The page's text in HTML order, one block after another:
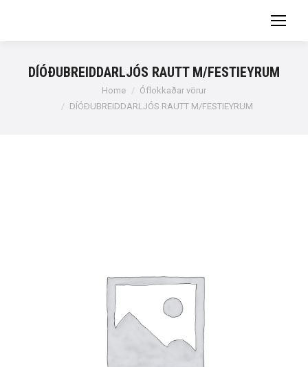
DÍÓÐUBREIDDARLJÓS RAUTT M/FESTIEYRUM
Home
Óflokkaðar vörur
DÍÓÐUBREIDDARLJÓS RAUTT M/FESTIEYRUM